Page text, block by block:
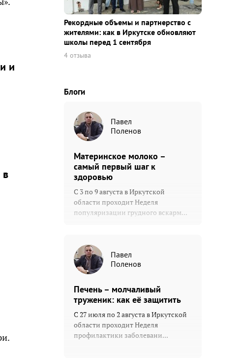
и
в
Рекордные объемы и партнерство с
жителями: как в Иркутске обновляют
школы перед 1 сентября
4 отзыва
Блоги
Павел
Поленов
Материнское молоко –
самый первый шаг к
здоровью
С 3 по 9 августа в Иркутской
области проходит Неделя
популяризации грудного вскарм...
Павел
Поленов
Печень – молчаливый
труженик: как её защитить
С 27 июля по 2 августа в Иркутской
области проходит Неделя
профилактики заболевани...